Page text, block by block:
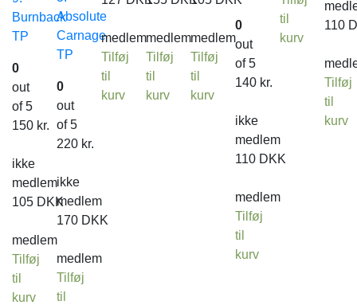
Burnback
TP
0
out
of 5
150 kr.
ikke
medlem
105 DKK
medlem
Tilføj
til
kurv
Absolute
Carnage
TP
0
out
of 5
220 kr.
ikke
medlem
170 DKK
medlem
Tilføj
til
medlem
Tilføj
til
kurv
medlem
Tilføj
til
kurv
medlem
Tilføj
til
kurv
0
out
of 5
140 kr.
ikke
medlem
110 DKK
medlem
Tilføj
til
kurv
til
kurv
110
Tilføj
til
kurv